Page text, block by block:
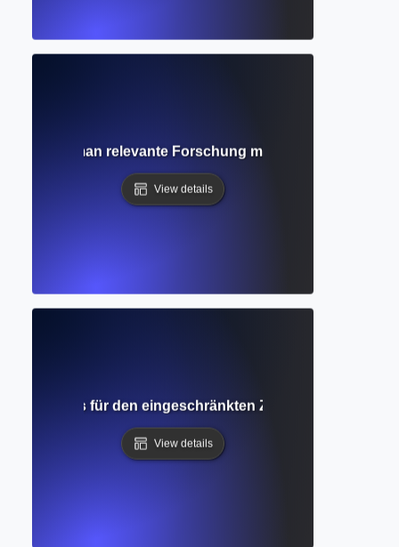
Wie man relevante Forschung mit intelligenten
View details
Verständnis für den eingeschränkten Zugang zu
View details